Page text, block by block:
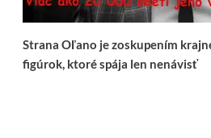
Strana Oľano je zoskupením
figúrok, ktoré spája len nenávisť